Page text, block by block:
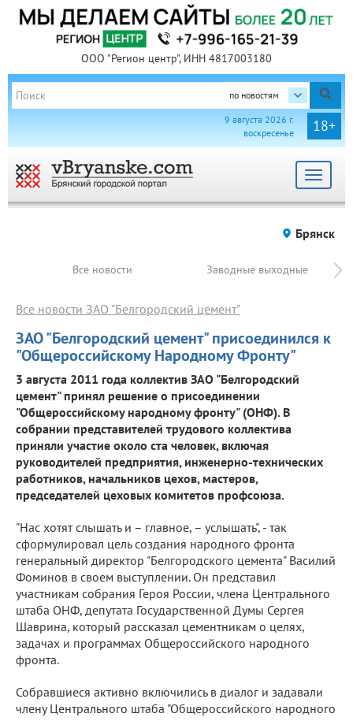
ООО "Регион центр", ИНН 4817003180
по новостям
18+
9 августа 2026 г.
воскресенье
Toggle
Брянск
Все новости Заводные выходные
ЗАО "Белгородский цемент" присоединился к
"Общероссийскому Народному Фронту"
Все новости ЗАО "Белгородский цемент"
3 августа 2011 года коллектив ЗАО "Белгородский
цемент" принял решение о присоединении
"Общероссийскому народному фронту" (ОНФ). В
собрании представителей трудового коллектива
приняли участие около ста человек, включая
руководителей предприятия, инженерно-технических
работников, начальников цехов, мастеров,
председателей цеховых комитетов профсоюза.
"Нас хотят слышать и – главное, – услышать", - так
сформулировал цель создания народного фронта
генеральный директор "Белгородского цемента" Василий
Фоминов в своем выступлении. Он представил
участникам собрания Героя России, члена Центрального
штаба ОНФ, депутата Государственной Думы Сергея
Шаврина, который рассказал цементникам о целях,
задачах и программах Общероссийского народного
фронта.
Собравшиеся активно включились в диалог и задавали
члену Центрального штаба "Общероссийского народного